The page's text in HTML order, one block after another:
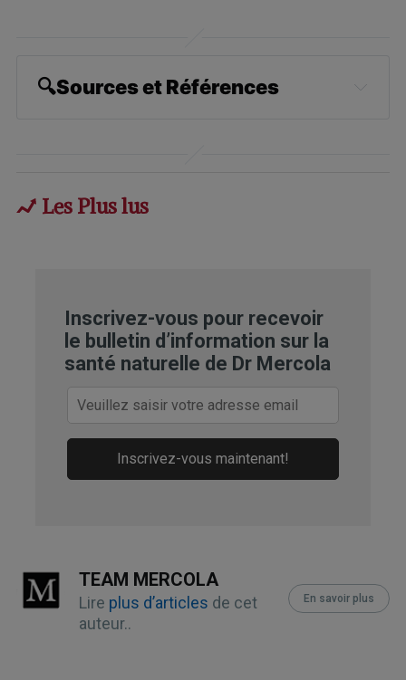
🔍Sources et Références
BitChute December 28, 2021
Trop. Med. Infect. Dis. 2022, 7(8), 196;
Coreys Digs February 2, 2023
Yahoo News September 27, 2021
Express.co.uk July 30, 2022
News Punch December 2, 2021
Les Plus lus
Inscrivez-vous pour recevoir
le bulletin d’information sur la
santé naturelle de Dr Mercola
Inscrivez-vous maintenant!
TEAM MERCOLA
Lire plus d’articles de cet
auteur..
En savoir plus